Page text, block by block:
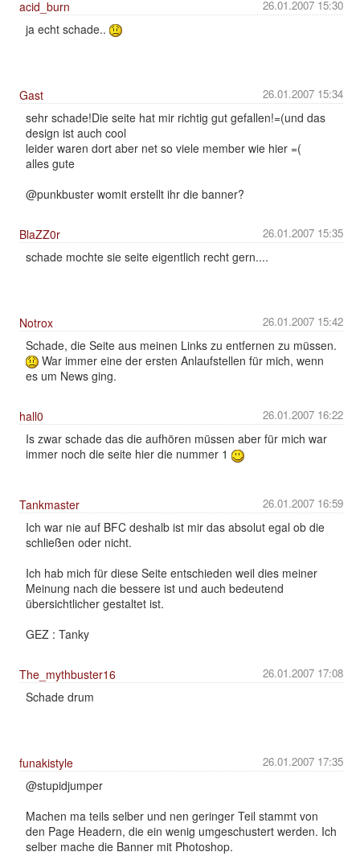
26.01.2007 15:30
acid_burn
ja echt schade..
26.01.2007 15:34
Gast
sehr schade!Die seite hat mir richtig gut gefallen!=(und das
design ist auch cool
leider waren dort aber net so viele member wie hier =(
alles gute
@punkbuster womit erstellt ihr die banner?
26.01.2007 15:35
BlaZZ0r
schade mochte sie seite eigentlich recht gern....
26.01.2007 15:42
Notrox
Schade, die Seite aus meinen Links zu entfernen zu müssen.
War immer eine der ersten Anlaufstellen für mich, wenn
es um News ging.
26.01.2007 16:22
hall0
Is zwar schade das die aufhören müssen aber für mich war
immer noch die seite hier die nummer 1
26.01.2007 16:59
Tankmaster
Ich war nie auf BFC deshalb ist mir das absolut egal ob die
schließen oder nicht.
Ich hab mich für diese Seite entschieden weil dies meiner
Meinung nach die bessere ist und auch bedeutend
übersichtlicher gestaltet ist.
GEZ : Tanky
26.01.2007 17:08
The_mythbuster16
Schade drum
26.01.2007 17:35
funakistyle
@stupidjumper
Machen ma teils selber und nen geringer Teil stammt von
den Page Headern, die ein wenig umgeschustert werden. Ich
selber mache die Banner mit Photoshop.